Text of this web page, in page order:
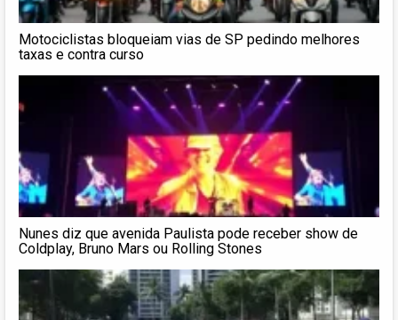
Motociclistas bloqueiam vias de SP pedindo melhores
taxas e contra curso
Nunes diz que avenida Paulista pode receber show de
Coldplay, Bruno Mars ou Rolling Stones